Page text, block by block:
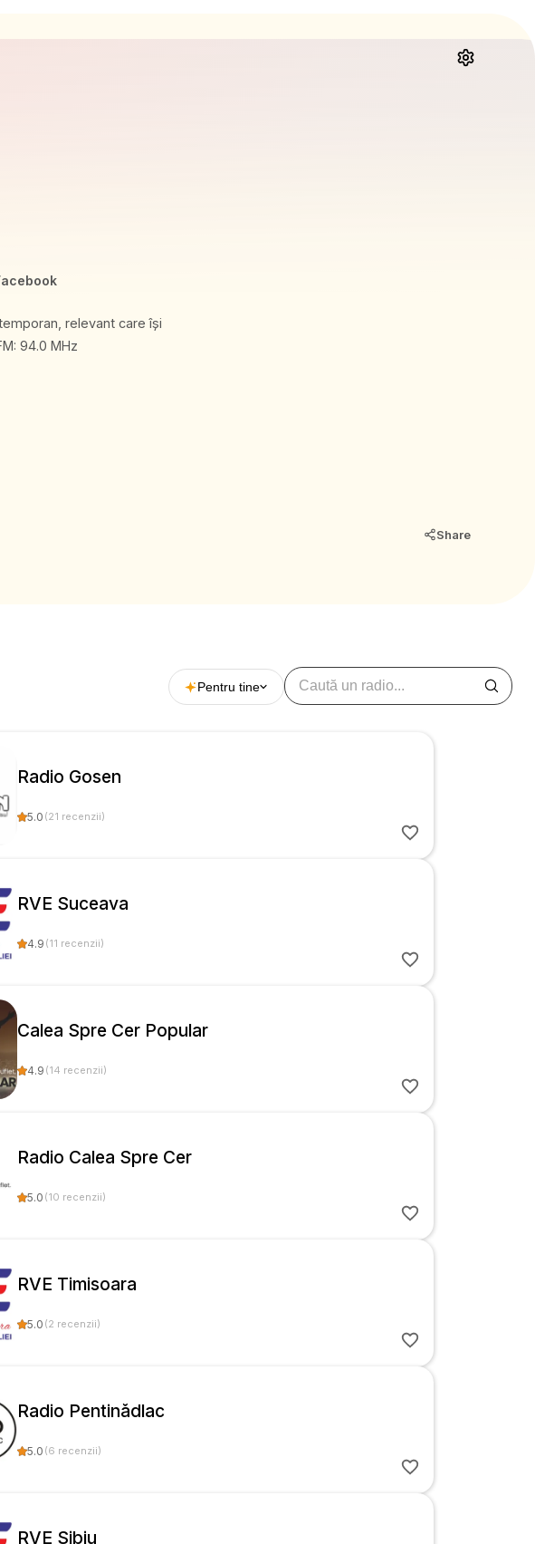
relevant care își
oameni. Frecventa FM: 94.0 MHz
Share
Pentru tine
Radio Gosen
5.0 (21 recenzii)
RVE Suceava
4.9 (11 recenzii)
Calea Spre Cer Popular
4.9 (14 recenzii)
Radio Calea Spre Cer
5.0 (10 recenzii)
RVE Timisoara
5.0 (2 recenzii)
Radio Pentinădlac
5.0 (6 recenzii)
RVE Sibiu